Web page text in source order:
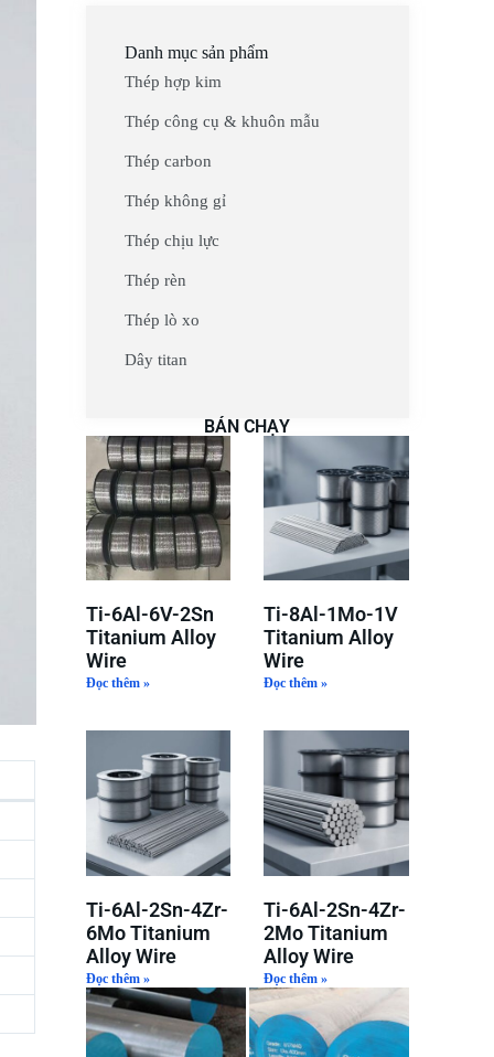
Danh mục sản phẩm
Thép hợp kim
Thép công cụ & khuôn mẫu
Thép carbon
Thép không gỉ
Thép chịu lực
Thép rèn
Thép lò xo
Dây titan
BÁN CHẠY
Ti-6Al-6V-2Sn
Titanium Alloy
Wire
Đọc thêm »
Ti-8Al-1Mo-1V
Titanium Alloy
Wire
Đọc thêm »
Ti-6Al-2Sn-4Zr-
6Mo Titanium
Alloy Wire
Đọc thêm »
Ti-6Al-2Sn-4Zr-
2Mo Titanium
Alloy Wire
Đọc thêm »